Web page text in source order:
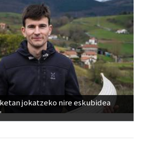
jokatzeko nire eskubidea